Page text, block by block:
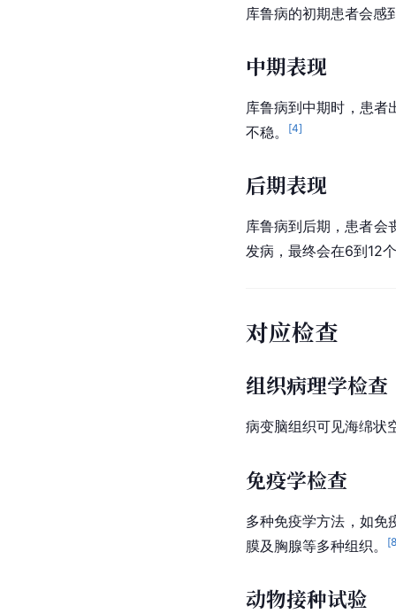
库鲁病的初期患者会感
中期表现
库鲁病到中期时，患者
不稳。
[4]
后期表现
库鲁病到后期，患者会
发病，最终会在6到12
对应检查
组织病理学检查
病变脑组织可见海绵状
免疫学检查
多种免疫学方法，如免
膜及胸腺等多种组织。
[
动物接种试验